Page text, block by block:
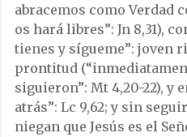
abracemos como Verdad
os hará libres”: Jn 8,31),
tienes y sígueme”: joven
prontitud
siguieron”: Mt 4,20-22), y
atrás”: Lc 9,62; y sin
niegan que Jesús es el